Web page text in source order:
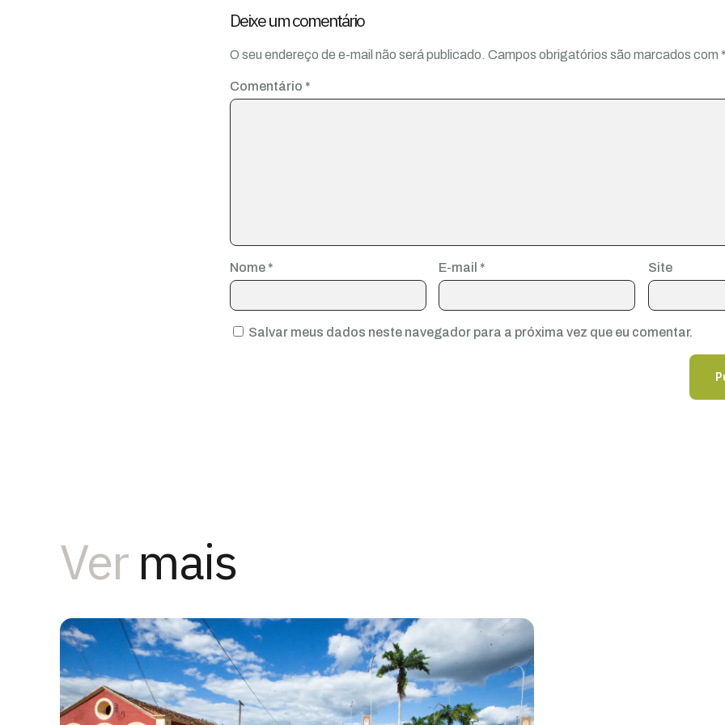
Deixe um comentário
O seu endereço de e-mail não será publicado. Campos obrigatórios são marcados com
Comentário *
Nome * E-mail * Site
Salvar meus dados neste navegador para a próxima vez que eu comentar.
Ver mais